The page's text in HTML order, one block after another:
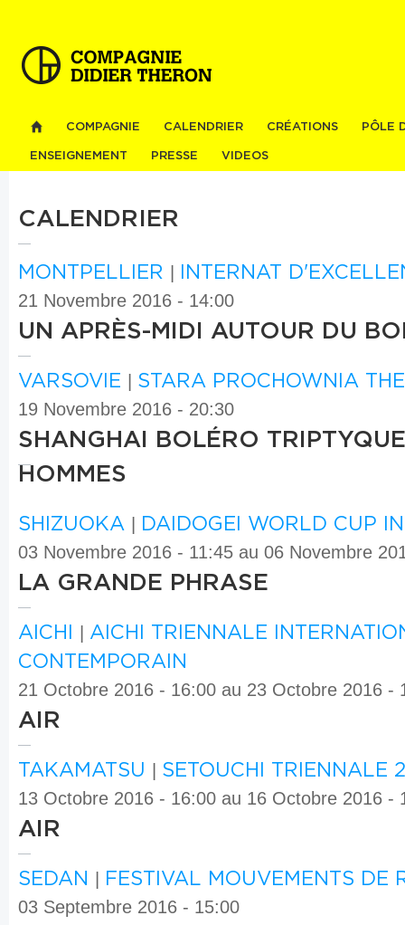
COMPAGNIE CALENDRIER CRÉATIONS PÔLE
ENSEIGNEMENT PRESSE VIDEOS
CALENDRIER
MONTPELLIER
INTERNAT
21 Novembre 2016 - 14:00
UN APRÈS-MIDI AUTOUR DU
VARSOVIE
STARA PROCHOWNIA
19 Novembre 2016 - 20:30
SHANGHAI BOLÉRO
HOMMES
SHIZUOKA
DAIDOGEI WORLD CUP
03 Novembre 2016 - 11:45 au 06 Novembre
LA GRANDE PHRASE
AICHI
AICHI TRIENNALE
CONTEMPORAIN
21 Octobre 2016 - 16:00 au 23 Octobre 2016 -
AIR
TAKAMATSU
SETOUCHI TRIENNALE
13 Octobre 2016 - 16:00 au 16 Octobre 2016 -
AIR
SEDAN
FESTIVAL MOUVEMENTS DE
03 Septembre 2016 - 15:00